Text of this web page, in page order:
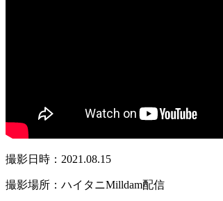
撮影日時：2021.08.15
撮影場所：ハイタニMilldam配信